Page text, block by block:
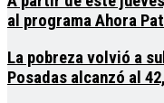
al programa Ahora
La pobreza volvió a
Posadas alcanzó al